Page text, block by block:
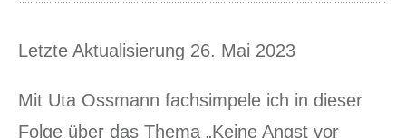
Letzte Aktualisierung 26. Mai 2023
Mit Uta Ossmann fachsimpele ich in dieser
Folge über das Thema „Keine Angst vor